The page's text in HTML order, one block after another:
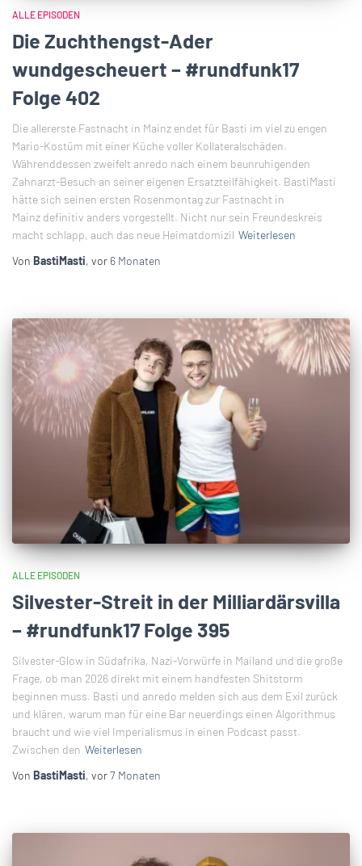
ALLE EPISODEN
Die Zuchthengst-Ader
wundgescheuert – #rundfunk17
Folge 402
Die allererste Fastnacht in Mainz endet für Basti im viel zu engen
Mario-Kostüm mit einer Küche voller Kollateralschäden.
Währenddessen zweifelt anredo nach einem beunruhigenden
Zahnarzt-Besuch an seiner eigenen Ersatzteilfähigkeit. BastiMasti
hätte sich seinen ersten Rosenmontag zur Fastnacht in
Mainz definitiv anders vorgestellt. Nicht nur sein Freundeskreis
macht schlapp, auch das neue Heimatdomizil Weiterlesen
Von BastiMasti, vor 6 Monaten
ALLE EPISODEN
Silvester-Streit in der Milliardärsvilla
– #rundfunk17 Folge 395
Silvester-Glow in Südafrika, Nazi-Vorwürfe in Mailand und die große
Frage, ob man 2026 direkt mit einem handfesten Shitstorm
beginnen muss. Basti und anredo melden sich aus dem Exil zurück
und klären, warum man für eine Bar neuerdings einen Algorithmus
braucht und wie viel Imperialismus in einen Podcast passt.
Zwischen den Weiterlesen
Von BastiMasti, vor7 Monaten